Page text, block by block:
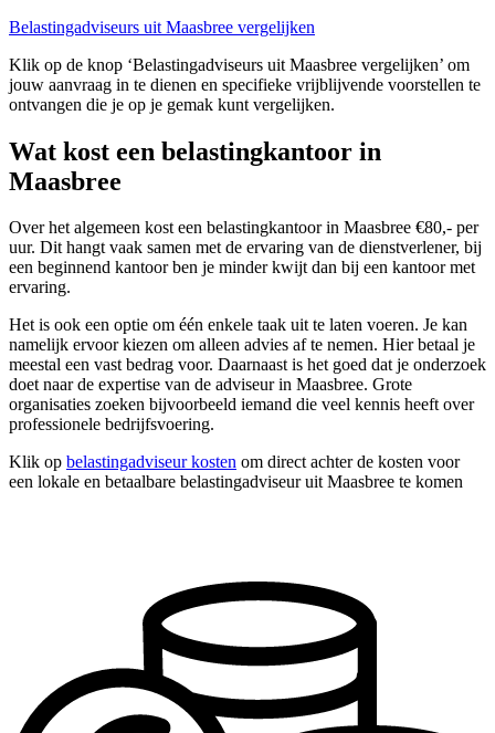
Belastingadviseurs uit Maasbree vergelijken
Klik op de knop ‘Belastingadviseurs uit Maasbree vergelijken’ om
jouw aanvraag in te dienen en specifieke vrijblijvende voorstellen te
ontvangen die je op je gemak kunt vergelijken.
Wat kost een belastingkantoor in
Maasbree
Over het algemeen kost een belastingkantoor in Maasbree €80,- per
uur. Dit hangt vaak samen met de ervaring van de dienstverlener, bij
een beginnend kantoor ben je minder kwijt dan bij een kantoor met
ervaring.
Het is ook een optie om één enkele taak uit te laten voeren. Je kan
namelijk ervoor kiezen om alleen advies af te nemen. Hier betaal je
meestal een vast bedrag voor. Daarnaast is het goed dat je onderzoek
doet naar de expertise van de adviseur in Maasbree. Grote
organisaties zoeken bijvoorbeeld iemand die veel kennis heeft over
professionele bedrijfsvoering.
Klik op belastingadviseur kosten om direct achter de kosten voor
een lokale en betaalbare belastingadviseur uit Maasbree te komen